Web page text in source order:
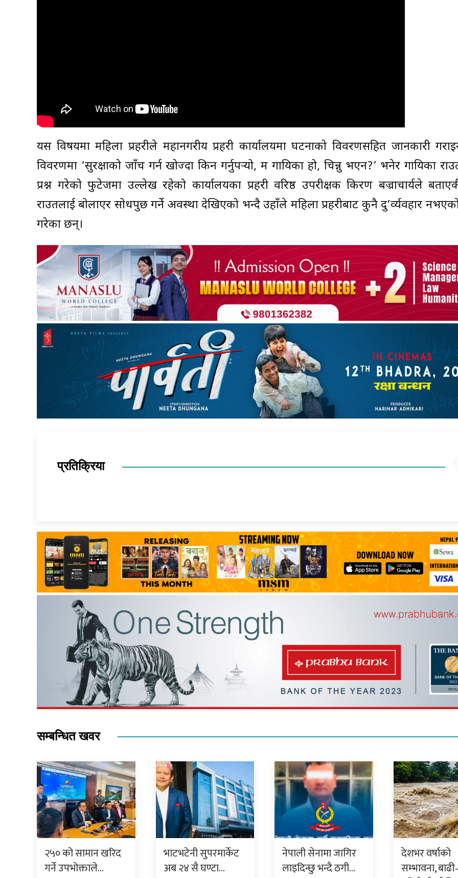
यस विषयमा महिला प्रहरीले महानगरीय प्रहरी कार्यालयमा घटनाको विवरणसहित जानकारी
विवरणमा ‘सुरक्षाको जाँच गर्न खोज्दा किन गर्नुपर्‍यो, म गायिका हो, चिन्नु भएन?’ भनेर गायिका
प्रश्न गरेको फुटेजमा उल्लेख रहेको कार्यालयका प्रहरी वरिष्ठ उपरीक्षक किरण बज्राचार्यले
राउतलाई बोलाएर सोधपुछ गर्ने अवस्था देखिएको भन्दै उहाँले महिला प्रहरीबाट कुनै दु’र्व्यवहार
गरेका छन्।
प्रतिक्रिया
सम्बन्धित खवर
२५० को सामान खरिद
गर्ने उपभोक्ताले…
भाटभटेनी सुपरमार्केट
अब २४ सै घण्टा…
नेपाली सेनामा जागिर
लाइदिन्छु भन्दै ठगी…
देशभर वर्षाको
सम्भावना,